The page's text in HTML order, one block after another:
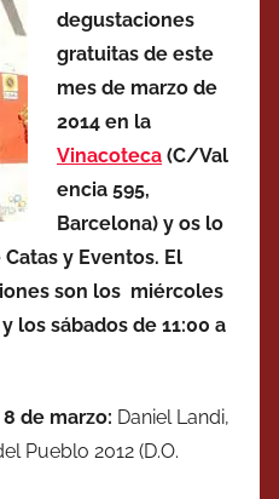
degustaciones
gratuitas de este
mes de marzo de
2014 en la
Vinacoteca (C/Val
encia 595,
Barcelona) y os lo
y Eventos. El
son los miércoles
los sábados de 11:00 a
8 de marzo: Daniel Landi,
Pueblo 2012 (D.O.